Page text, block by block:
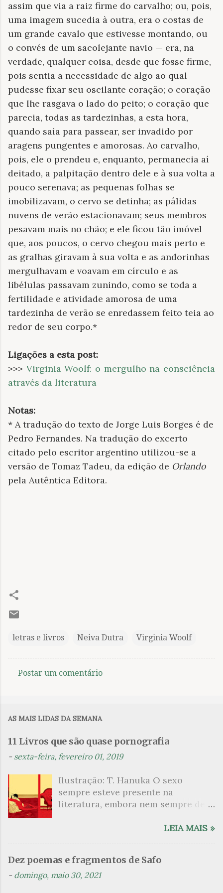
assim que via a raiz firme do carvalho; ou, pois,
uma imagem sucedia à outra, era o costas de
um grande cavalo que estivesse montando, ou
o convés de um sacolejante navio — era, na
verdade, qualquer coisa, desde que fosse firme,
pois sentia a necessidade de algo ao qual
pudesse fixar seu oscilante coração; o coração
que lhe rasgava o lado do peito; o coração que
parecia, todas as tardezinhas, a esta hora,
quando saía para passear, ser invadido por
aragens pungentes e amorosas. Ao carvalho,
pois, ele o prendeu e, enquanto, permanecia aí
deitado, a palpitação dentro dele e à sua volta a
pouco serenava; as pequenas folhas se
imobilizavam, o cervo se detinha; as pálidas
nuvens de verão estacionavam; seus membros
pesavam mais no chão; e ele ficou tão imóvel
que, aos poucos, o cervo chegou mais perto e
as gralhas giravam à sua volta e as andorinhas
mergulhavam e voavam em círculo e as
libélulas passavam zunindo, como se toda a
fertilidade e atividade amorosa de uma
tardezinha de verão se enredassem feito teia ao
redor de seu corpo.*
Ligações a esta post:
>>> Virginia Woolf: o mergulho na consciência
através da literatura
Notas:
* A tradução do texto de Jorge Luis Borges é de
Pedro Fernandes. Na tradução do excerto
citado pelo escritor argentino utilizou-se a
versão de Tomaz Tadeu, da edição de Orlando
pela Autêntica Editora.
letras e livros Neiva Dutra Virginia Woolf
n
t
i
o
Postar um comentário
AS MAIS LIDAS DA SEMANA
11 Livros que são quase pornografia
- sexta-feira, fevereiro 01, 2019
Ilustração: T. Hanuka O sexo
sempre esteve presente na
literatura, embora nem sempre de
que mergulharam em sua própria
psicanalítico e findaram por revelar
a partir dessa intimidade o lado
LEIA MAIS »
Dez poemas e fragmentos de Safo
- domingo, maio 30, 2021